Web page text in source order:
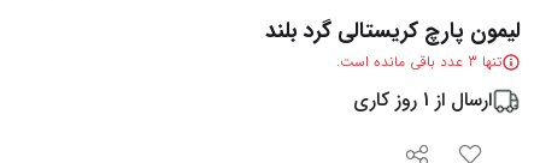
لیمون پارچ کریستالی گرد بلند
تنها 3 عدد باقی مانده است.
ارسال از 1 روز کاری